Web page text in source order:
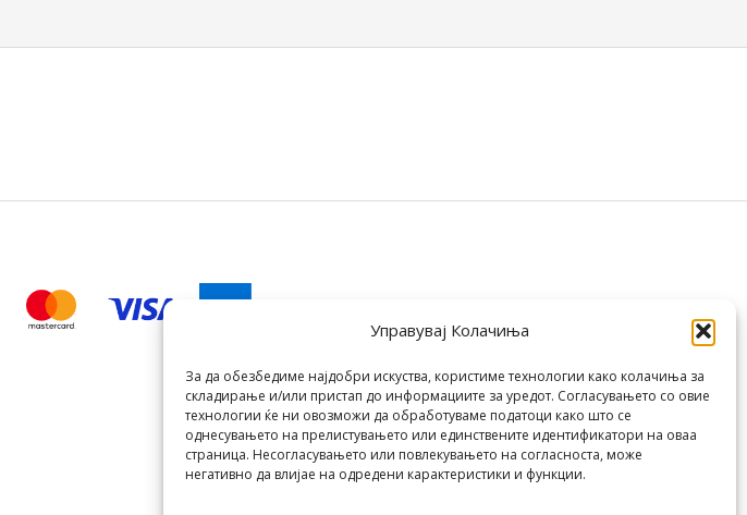
Управувај Колачиња
За да обезбедиме најдобри искуства, користиме технологии како колачиња за
складирање и/или пристап до информациите за уредот. Согласувањето со овие
технологии ќе ни овозможи да обработуваме податоци како што се
однесувањето на прелистувањето или единствените идентификатори на оваа
страница. Несогласувањето или повлекувањето на согласноста, може
негативно да влијае на одредени карактеристики и функции.